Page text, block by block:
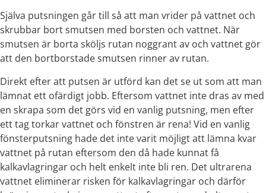
Själva putsningen går till så att man vrider på vattnet och
skrubbar bort smutsen med borsten och vattnet. När
smutsen är borta sköljs rutan noggrant av och vattnet gör
att den bortborstade smutsen rinner av rutan.
Direkt efter att putsen är utförd kan det se ut som att man
lämnat ett ofärdigt jobb. Eftersom vattnet inte dras av med
en skrapa som det görs vid en vanlig putsning, men efter
ett tag torkar vattnet och fönstren är rena! Vid en vanlig
fönsterputsning hade det inte varit möjligt att lämna kvar
vattnet på rutan eftersom den då hade kunnat få
kalkavlagringar och helt enkelt inte bli ren. Det ultrarena
vattnet eliminerar risken för kalkavlagringar och därför